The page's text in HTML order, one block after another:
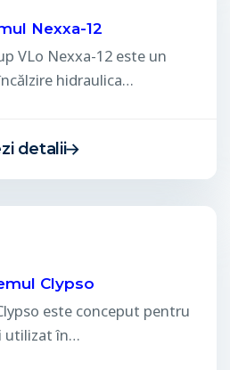
Nexxa-12
VLo Nexxa-12 este un
hidraulica…
detalii
Clypso
este conceput pentru
utilizat în…